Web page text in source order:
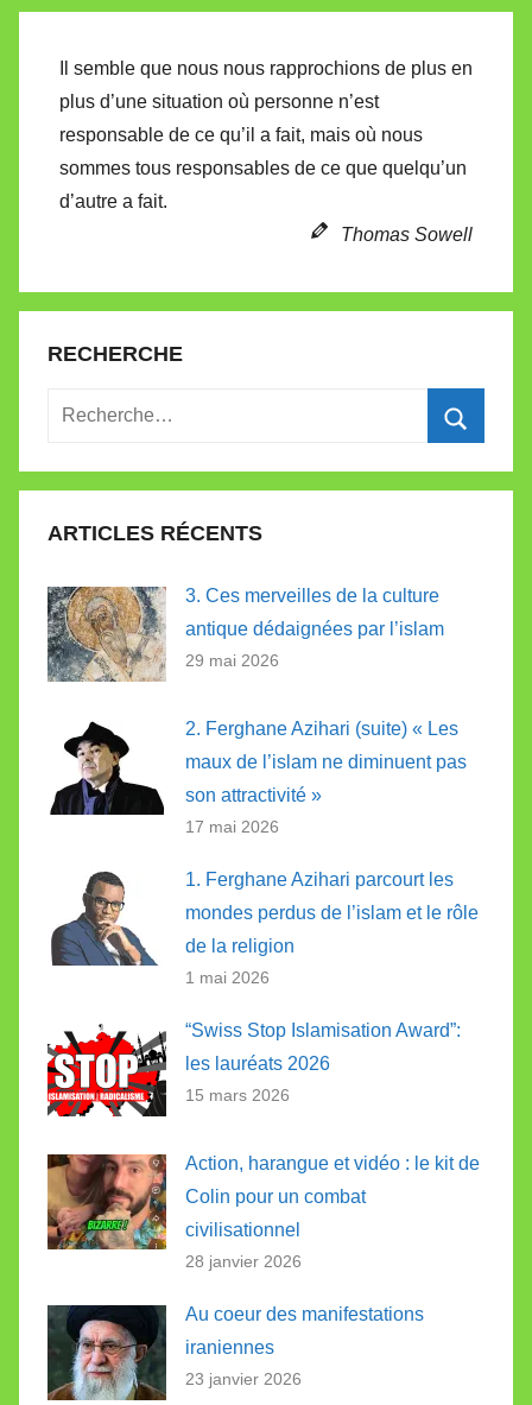
e
Il semble que nous nous rapprochions de plus en
plus d’une situation où personne n’est
responsable de ce qu’il a fait, mais où nous
sommes tous responsables de ce que quelqu’un
d’autre a fait.
Thomas Sowell
RECHERCHE
Recherche
:
ARTICLES RÉCENTS
3. Ces merveilles de la culture
antique dédaignées par l’islam
29 mai 2026
2. Ferghane Azihari (suite) « Les
maux de l’islam ne diminuent pas
son attractivité »
17 mai 2026
1. Ferghane Azihari parcourt les
mondes perdus de l’islam et le rôle
de la religion
1 mai 2026
“Swiss Stop Islamisation Award”:
les lauréats 2026
15 mars 2026
Action, harangue et vidéo : le kit de
Colin pour un combat
civilisationnel
28 janvier 2026
Au coeur des manifestations
iraniennes
23 janvier 2026